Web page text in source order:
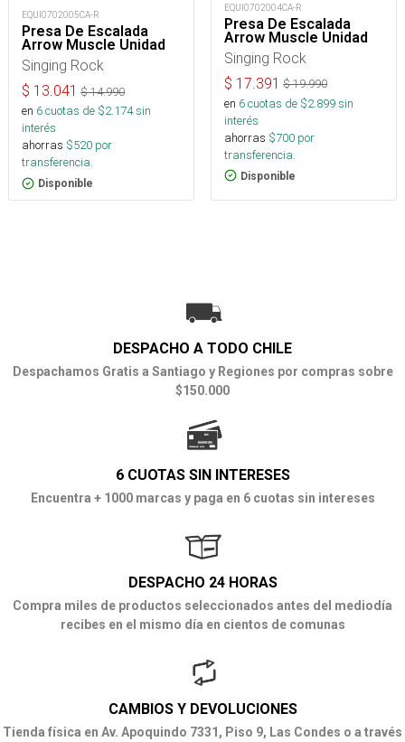
EQUI0702005CA-R
Presa De Escalada
Arrow Muscle Unidad
Singing Rock
$ 13.041 $14.990
en 6cuotas de $2.174sin
interés
ahorras $520 por
transferencia.
Disponible
EQUI0702004CA-R
Presa De Escalada
Arrow Muscle Unidad
Singing Rock
$ 17.391 $19.990
en 6cuotas de $2.899sin
interés
ahorras $700 por
transferencia.
Disponible
DESPACHO A TODO CHILE
Despachamos Gratis a Santiago y Regiones por compras sobre
$150.000
6 CUOTAS SIN INTERESES
Encuentra + 1000 marcas y paga en 6 cuotas sin intereses
DESPACHO 24 HORAS
Compra miles de productos seleccionados antes del mediodía
recibes en el mismo día en cientos de comunas
CAMBIOS Y DEVOLUCIONES
Tienda física en Av. Apoquindo 7331, Piso 9, Las Condes o a través